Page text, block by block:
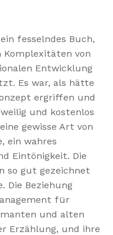
fesselndes Buch,
Komplexitäten von
Entwicklung
Es war, als hätte
ergriffen und
und kostenlos
gewisse Art von
ein wahres
Eintönigkeit. Die
so gut gezeichnet
Die Beziehung
für
und alten
Erzählung, und ihre